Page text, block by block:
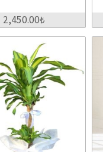
2,450.00₺